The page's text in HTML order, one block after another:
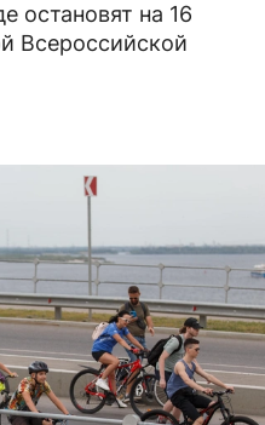
остановят на 16
Всероссийской